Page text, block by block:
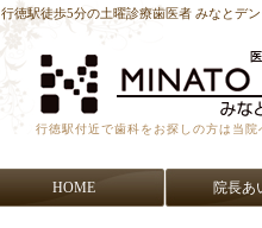
行徳駅徒歩5分の土曜診療歯医者 みなとデ
行徳駅付近で歯科をお探しの方は当院
HOME 院長あ